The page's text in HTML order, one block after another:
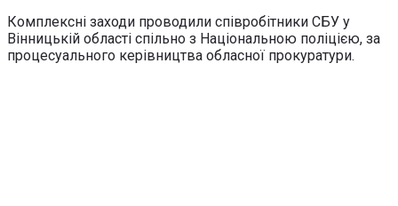
Комплексні заходи проводили співробітники СБУ у
Вінницькій області спільно з Національною поліцією, за
процесуального керівництва обласної прокуратури.